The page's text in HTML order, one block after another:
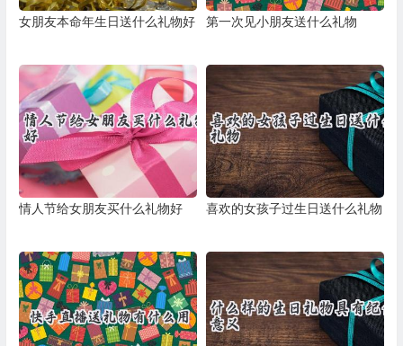
女朋友本命年生日送什么礼物好 第一次见小朋友送什么礼物
情人节给女朋友买什么礼物好 喜欢的女孩子过生日送什么礼物